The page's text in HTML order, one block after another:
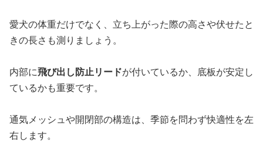
愛犬の体重だけでなく、立ち上がった際の高さや伏せたと
きの長さも測りましょう。
内部に飛び出し防止リードが付いているか、底板が安定し
ているかも重要です。
通気メッシュや開閉部の構造は、季節を問わず快適性を左
右します。